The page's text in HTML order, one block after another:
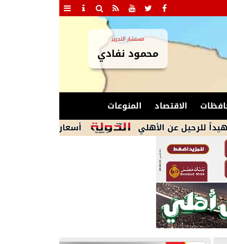
مستشار التحرير
محمود نفادي
الاقتصاد
المنوعات
أسعار الذهب فى قطر تستقر مع
عن الأهلي